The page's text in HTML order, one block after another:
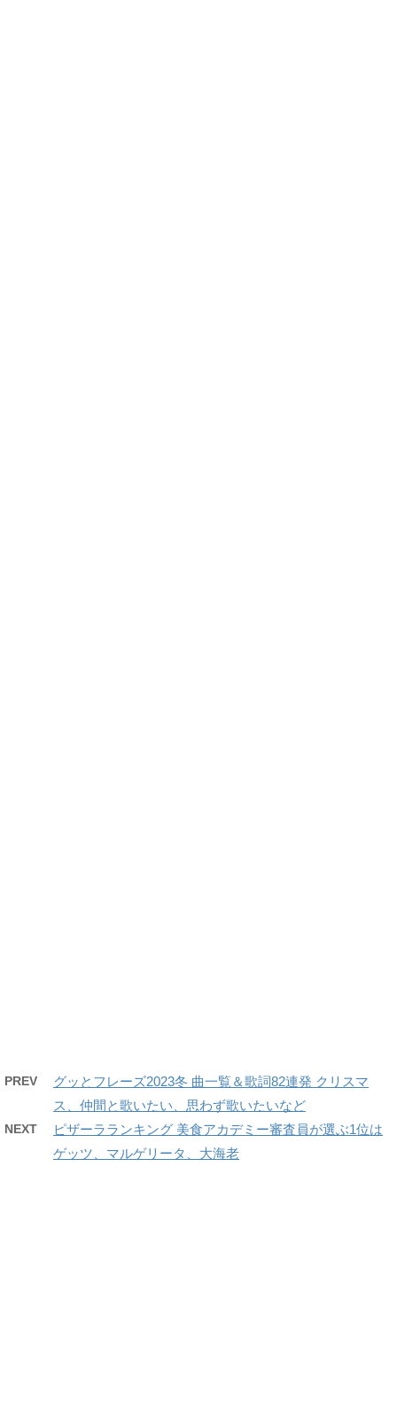
PREV
グッとフレーズ2023冬 曲一覧＆歌詞82連発 クリスマ
ス、仲間と歌いたい、思わず歌いたいなど
NEXT
ピザーラランキング 美食アカデミー審査員が選ぶ1位は
ゲッツ、マルゲリータ、大海老